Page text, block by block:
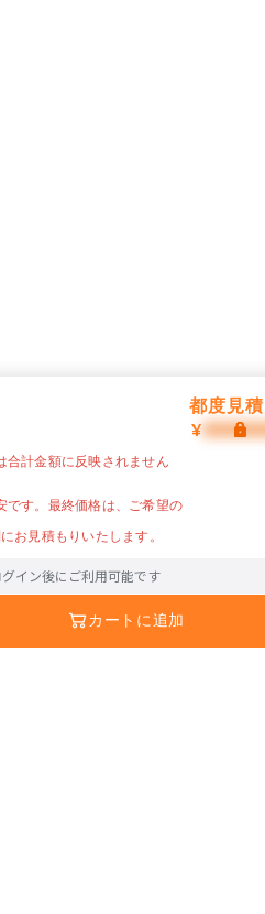
都度見
¥
合計金額に反映されません
です。最終価格は、ご希望の
お見積もりいたします。
イン後にご利用可能です
カートに追加